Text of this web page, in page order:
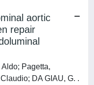
aortic
repair
Pagetta,
DA GIAU, G. .